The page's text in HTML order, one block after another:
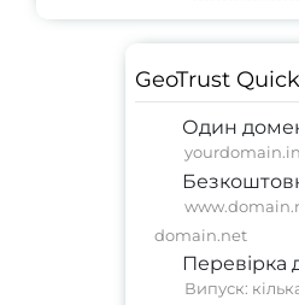
Один
domain.net
Перевірка
Випуск: